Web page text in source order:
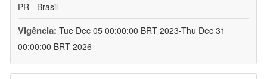
PR - Brasil
Vigência: Tue Dec 05 00:00:00 BRT 2023-Thu Dec 31
00:00:00 BRT 2026